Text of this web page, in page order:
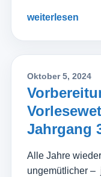
weiterlesen
Oktober 5, 2024
Jahrgang
Alle Jahre
ungemütlicher –